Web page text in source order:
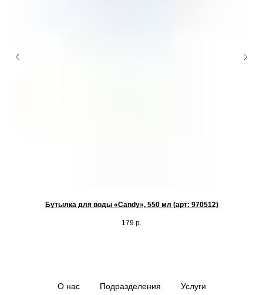
Бутылка для воды «Candy», 550 мл (арт: 970512)
179 р.
О нас Подразделения Услуги